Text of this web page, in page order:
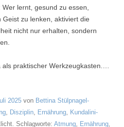
lernt, gesund zu essen,
zu lenken, aktiviert die
nicht nur erhalten, sondern
praktischer Werkzeugkasten.…
2025 von Bettina Stülpnagel-
, Disziplin, Ernährung, Kundalini-
Schlagworte: Atmung, Ernährung,